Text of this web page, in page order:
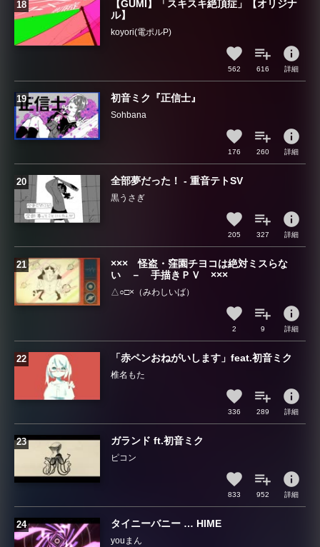
【GUMI】「スキスキ絶頂症」【オリジナ
ル】
koyori(電ポルP)
562 616
info
詳細
初音ミク『正信士』
Sohbana
176 260
info
詳細
全部夢だった！ - 重音テトSV
黒うさぎ
205 327
info
詳細
××× 怪盗・窪園チヨコは絶対ミスらな
い － 手描きＰＶ ×××
△○□×（みわしいば）
2 9
info
詳細
「赤ペンおねがいします」feat.初音ミク
椎名もた
336 289
info
詳細
ガランド ft.初音ミク
ピコン
833 952
info
詳細
タイニーバニー … HIME
youまん